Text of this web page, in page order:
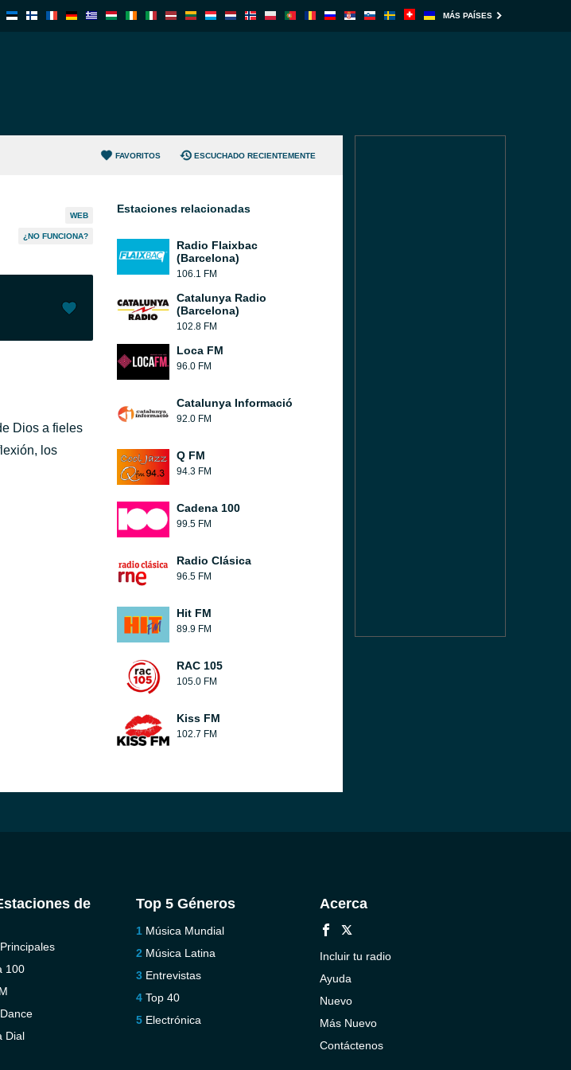
MÁS PAÍSES
FAVORITOS ESCUCHADO RECIENTEMENTE
WEB
¿NO FUNCIONA?
Dios a fieles
los
Estaciones relacionadas
Radio Flaixbac
(Barcelona)
106.1 FM
Catalunya Radio
(Barcelona)
102.8 FM
Loca FM
96.0 FM
Catalunya Informació
92.0 FM
Q FM
94.3 FM
Cadena 100
99.5 FM
Radio Clásica
96.5 FM
Hit FM
89.9 FM
RAC 105
105.0 FM
Kiss FM
102.7 FM
de
100
Dial
Top 5 Géneros
Música Mundial
Música Latina
Entrevistas
Top 40
Electrónica
Acerca
Incluir tu radio
Ayuda
Nuevo
Más Nuevo
Contáctenos